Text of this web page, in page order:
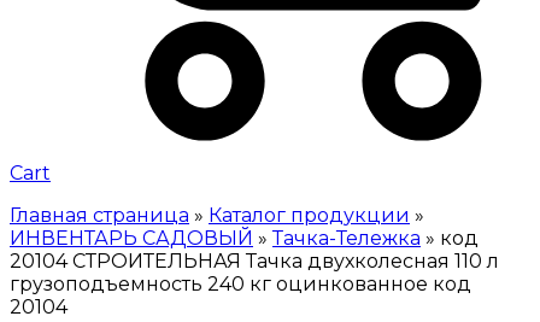
Cart
Главная страница » Каталог продукции »
ИНВЕНТАРЬ САДОВЫЙ »Тачка-Тележка » код
20104 СТРОИТЕЛЬНАЯ Тачка двухколесная 110 л
грузоподъемность 240 кг оцинкованное код
20104